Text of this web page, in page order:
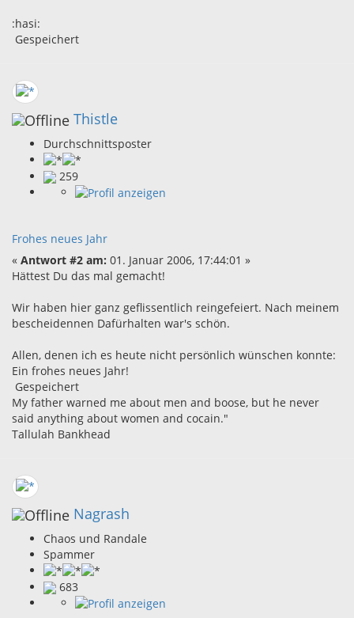
:hasi:
Gespeichert
Thistle
Durchschnittsposter
259
Frohes neues Jahr
« Antwort #2 am: 01. Januar 2006, 17:44:01 »
Hättest Du das mal gemacht!
Wir haben hier ganz geflissentlich reingefeiert. Nach meinem
bescheidennen Dafürhalten war's schön.
Allen, denen ich es heute nicht persönlich wünschen konnte:
Ein frohes neues Jahr!
Gespeichert
My father warned me about men and boose, but he never
said anything about women and cocain."
Tallulah Bankhead
Nagrash
Chaos und Randale
Spammer
683